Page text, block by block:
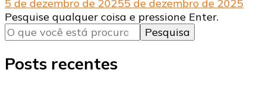
5 de dezembro de 20255 de dezembro de 2025
Procurando
algo?
Pesquise qualquer coisa e pressione Enter.
Posts recentes